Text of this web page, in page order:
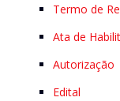
Termo de
Ata de
Autorização
Edital